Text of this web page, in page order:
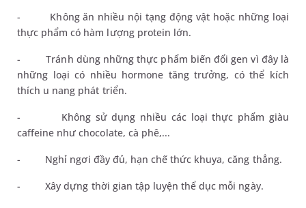
-
Không ăn nhiều nội tạng động vật hoặc những loại
thực phẩm có hàm lượng protein lớn.
-
Tránh dùng những thực phẩm biến đổi gen vì đây là
những loại có nhiều hormone tăng trưởng, có thể kích
thích u nang phát triển.
-
Không sử dụng nhiều các loại thực phẩm giàu
caffeine như chocolate, cà phê,...
- Nghỉ ngơi đầy đủ, hạn chế thức khuya, căng thẳng.
- Xây dựng thời gian tập luyện thể dục mỗi ngày.